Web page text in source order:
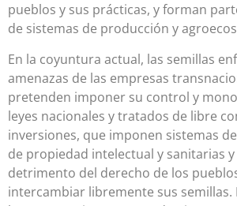
pueblos y sus prácticas, y forman
de sistemas de producción y
En la coyuntura actual, las semillas
amenazas de las empresas
pretenden imponer su control y
leyes nacionales y tratados de libre
inversiones, que imponen sistemas
de propiedad intelectual y sanitarias
detrimento del derecho de los
intercambiar libremente sus semillas.